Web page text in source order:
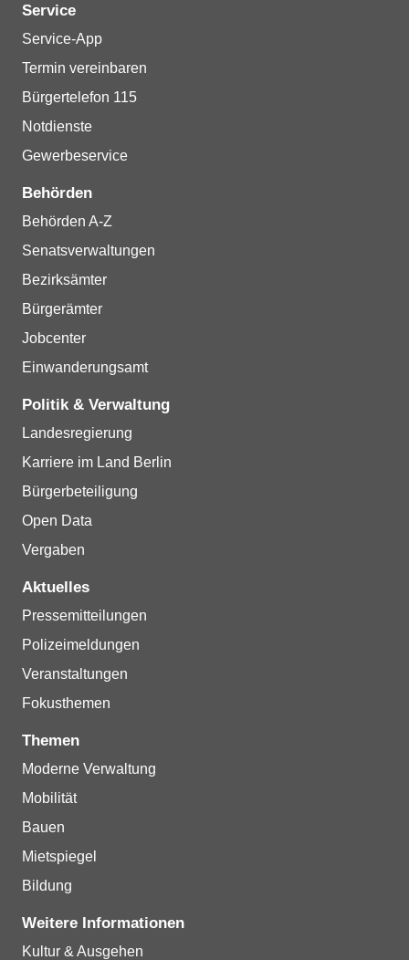
Service
Service-App
Termin vereinbaren
Bürgertelefon 115
Notdienste
Gewerbeservice
Behörden
Behörden A-Z
Senatsverwaltungen
Bezirksämter
Bürgerämter
Jobcenter
Einwanderungsamt
Politik & Verwaltung
Landesregierung
Karriere im Land Berlin
Bürgerbeteiligung
Open Data
Vergaben
Aktuelles
Pressemitteilungen
Polizeimeldungen
Veranstaltungen
Fokusthemen
Themen
Moderne Verwaltung
Mobilität
Bauen
Mietspiegel
Bildung
Weitere Informationen
Kultur & Ausgehen